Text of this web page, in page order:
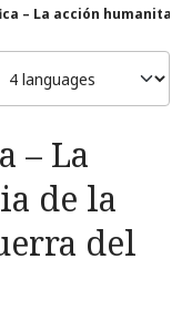
– La acción humanita...
– La
de la
del